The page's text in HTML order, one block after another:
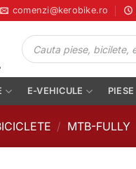
comenzi@kerobike.ro
Products
search
E-VEHICULE PIESE
/ MTB-FULLY